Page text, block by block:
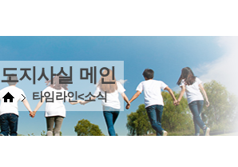
도지사실 메인
타임라인<소식